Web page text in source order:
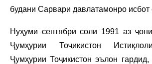
будани Сарвари давлатамонро исбот
Нуҳуми сентябри соли 1991 аз
Ҷумҳурии Тоҷикистон
Ҷумҳурии Тоҷикистон эълон